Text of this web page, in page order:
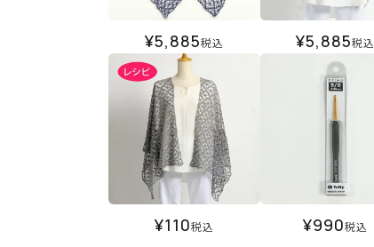
¥5,885税込 ¥5,885税込
¥110税込 ¥990税込